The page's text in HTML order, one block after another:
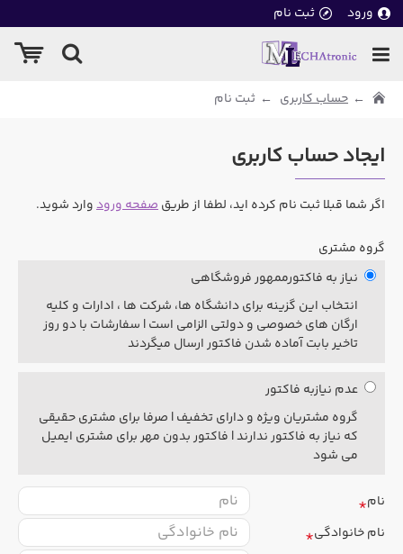
ورود ثبت نام
حساب کاربری ثبت نام
ايجاد حساب کاربری
اگر شما قبلا ثبت نام کرده ايد، لطفا از طریقصفحه ورودوارد شوید.
گروه مشتری
نیاز به فاکتورممهور فروشگاهی
انتخاب این گزینه برای دانشگاه ها، شرکت ها ، ادارات و کلیه
ارگان های خصوصی و دولتی الزامی است | سفارشات با دو روز
تاخیر بابت آماده شدن فاکتور ارسال میگردند
عدم نیازبه فاکتور
گروه مشتریان ویژه و دارای تخفیف | صرفا برای مشتری حقیقی
که نیاز به فاکتور ندارند | فاکتور بدون مهر برای مشتری ایمیل
می شود
نام
نام خانوادگی